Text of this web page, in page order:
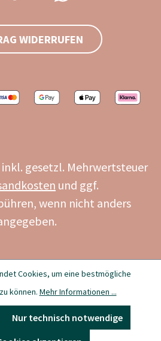
WIDERRUFEN
gesetzl. Mehrwertsteuer
und ggf.
wenn nicht anders
Cookies, um eine bestmögliche
können. Mehr Informationen ...
Nur technisch notwendige